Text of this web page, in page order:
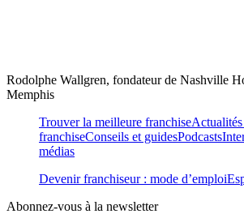
Rodolphe Wallgren, fondateur de Nashville
Memphis
Trouver la meilleure franchiseActualités
franchiseConseils et guidesPodcasts
médias
Devenir franchiseur : mode d’emploi
Abonnez-vous à la newsletter